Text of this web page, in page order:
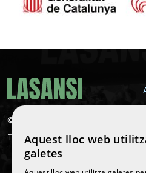
©
Tots els drets reservats
Aquest lloc web
galetes